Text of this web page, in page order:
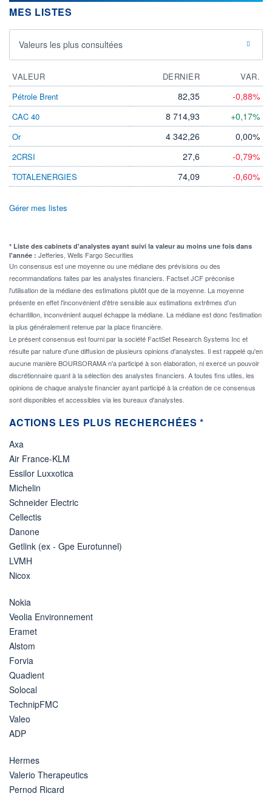
MES LISTES
Valeurs les plus consultées
VALEUR DERNIER
VAR.
Pétrole Brent
82,35 -0,88%
CAC 40 8 714,93 +0,17%
Or 4 342,26 0,00%
2CRSI 27,6 -0,79%
TOTALENERGIES 74,09 -0,60%
Gérer mes listes
* Liste des cabinets d'analystes ayant suivi la valeur au moins une fois dans
l'année : Jefferies, Wells Fargo Securities
Un consensus est une moyenne ou une médiane des prévisions ou des
recommandations faites par les analystes financiers. Factset JCF préconise
l'utilisation de la médiane des estimations plutôt que de la moyenne. La moyenne
présente en effet l'inconvénient d'être sensible aux estimations extrêmes d'un
échantillon, inconvénient auquel échappe la médiane. La médiane est donc l'estimation
la plus généralement retenue par la place financière.
Le présent consensus est fourni par la société FactSet Research Systems Inc et
résulte par nature d'une diffusion de plusieurs opinions d'analystes. Il est rappelé qu'en
aucune manière BOURSORAMA n'a participé à son élaboration, ni exercé un pouvoir
discrétionnaire quant à la sélection des analystes financiers. A toutes fins utiles, les
opinions de chaque analyste financier ayant participé à la création de ce consensus
sont disponibles et accessibles via les bureaux d'analystes.
ACTIONS LES PLUS RECHERCHÉES *
Axa
Air France-KLM
Essilor Luxxotica
Michelin
Schneider Electric
Cellectis
Danone
Getlink (ex - Gpe Eurotunnel)
LVMH
Nicox
Nokia
Veolia Environnement
Eramet
Alstom
Forvia
Quadient
Solocal
TechnipFMC
Valeo
ADP
Hermes
Valerio Therapeutics
Pernod Ricard